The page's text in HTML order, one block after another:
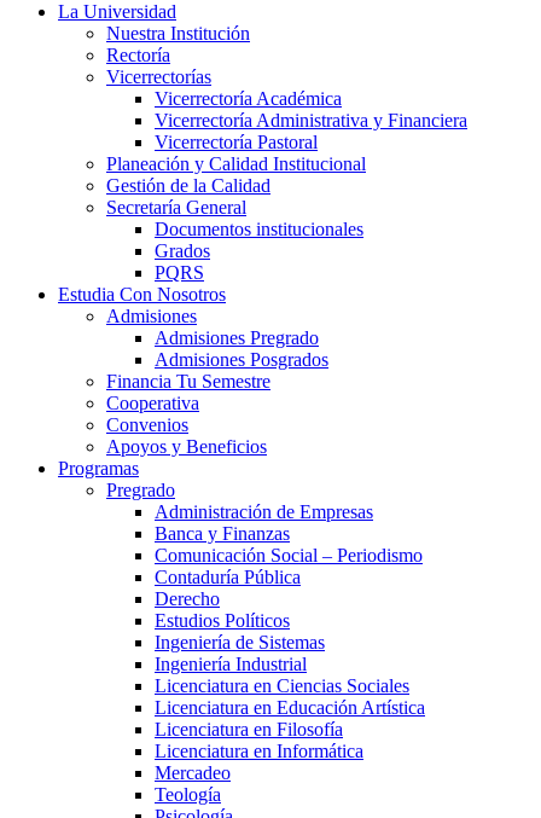
La Universidad
Nuestra Institución
Rectoría
Vicerrectorías
Vicerrectoría Académica
Vicerrectoría Administrativa y Financiera
Vicerrectoría Pastoral
Planeación y Calidad Institucional
Gestión de la Calidad
Secretaría General
Documentos institucionales
Grados
PQRS
Estudia Con Nosotros
Admisiones
Admisiones Pregrado
Admisiones Posgrados
Financia Tu Semestre
Cooperativa
Convenios
Apoyos y Beneficios
Programas
Pregrado
Administración de Empresas
Banca y Finanzas
Comunicación Social – Periodismo
Contaduría Pública
Derecho
Estudios Políticos
Ingeniería de Sistemas
Ingeniería Industrial
Licenciatura en Ciencias Sociales
Licenciatura en Educación Artística
Licenciatura en Filosofía
Licenciatura en Informática
Mercadeo
Teología